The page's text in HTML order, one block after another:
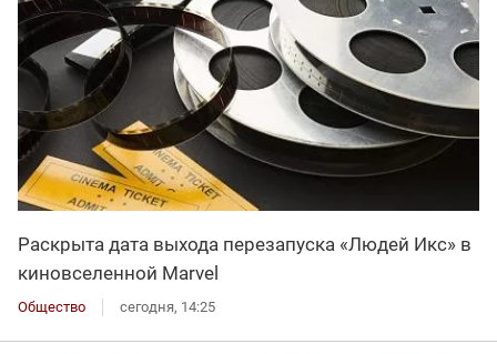
Раскрыта дата выхода перезапуска «Людей Икс» в
киновселенной Marvel
Общество сегодня, 14:25